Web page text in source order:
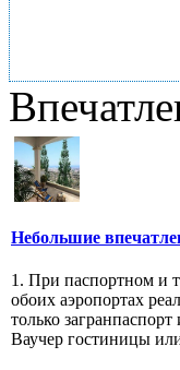
Небольшие
1. При паспортном и
обоих аэропортах
только
Ваучер гостиницы